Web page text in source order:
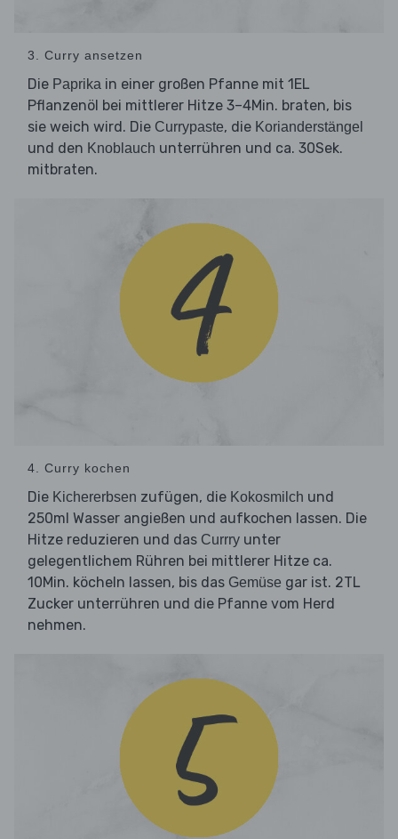
3. Curry ansetzen
Die Paprika in einer großen Pfanne mit 1EL
Pflanzenöl bei mittlerer Hitze 3–4Min. braten, bis
sie weich wird. Die Currypaste, die Korianderstängel
und den Knoblauch unterrühren und ca. 30Sek.
mitbraten.
4. Curry kochen
Die Kichererbsen zufügen, die Kokosmilch und
250ml Wasser angießen und aufkochen lassen. Die
Hitze reduzieren und das Currry unter
gelegentlichem Rühren bei mittlerer Hitze ca.
10Min. köcheln lassen, bis das Gemüse gar ist. 2TL
Zucker unterrühren und die Pfanne vom Herd
nehmen.